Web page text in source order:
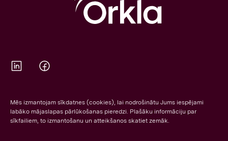
Mēs izmantojam sīkdatnes (cookies), lai nodrošinātu Jums iespējami
labāko mājaslapas pārlūkošanas pieredzi. Plašāku informāciju par
sīkfailiem, to izmantošanu un atteikšanos skatiet zemāk.